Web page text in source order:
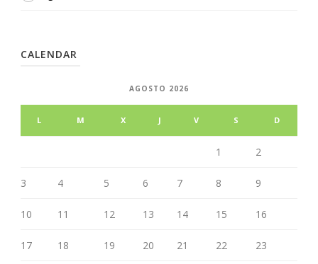
CALENDAR
AGOSTO 2026
L M X J V S D
1 2
3 4 5 6 7 8 9
10 11 12 13 14 15 16
17 18 19 20 21 22 23